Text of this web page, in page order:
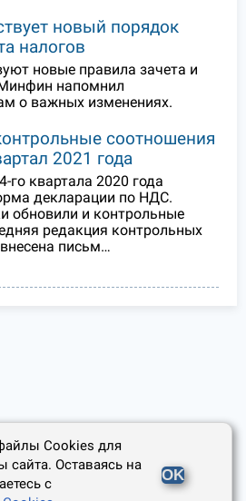
новый порядок
налогов
новые правила зачета и
напомнил
о важных изменениях.
соотношения
2021 года
го квартала 2020 года
декларации по НДС.
обновили и контрольные
редакция контрольных
письм…
Cookies для
сайта. Оставаясь на
с
OK